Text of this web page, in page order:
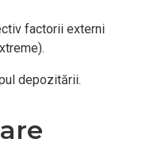
factorii externi
depozitării.